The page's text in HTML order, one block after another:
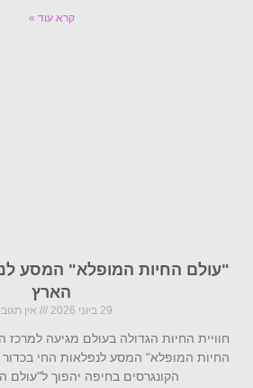
קרא עוד »
"עולם החיות המופלא" המסע
הארץ
29 ביוני 2026 אין
חוויית החיות הגדולה בעולם מגיעה למרכז
החיות המופלא" המסע לנפלאות החי
הקונגרסים בחיפה יהפוך ל"עולם